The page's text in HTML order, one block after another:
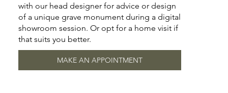
with our head designer for advice or design
of a unique grave monument during a digital
showroom session. Or opt for a home visit if
that suits you better.
MAKE AN APPOINTMENT